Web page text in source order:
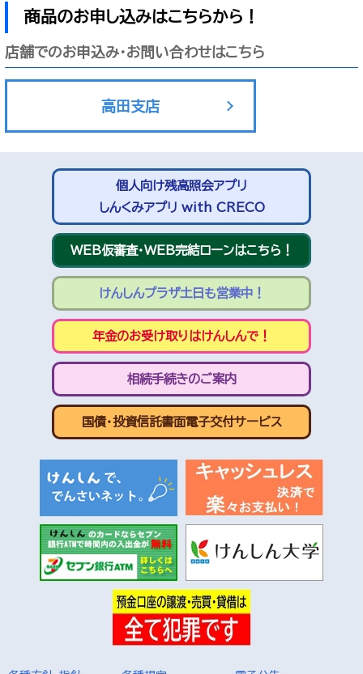
商品のお申し込みはこちらから！
店舗でのお申込み・お問い合わせはこちら
高田支店
個人向け残高照会アプリ
しんくみアプリ with CRECO
WEB仮審査・WEB完結ローンはこちら！
けんしんプラザ土日も営業中！
年金のお受け取りはけんしんで！
相続手続きのご案内
国債・投資信託書面電子交付サービス